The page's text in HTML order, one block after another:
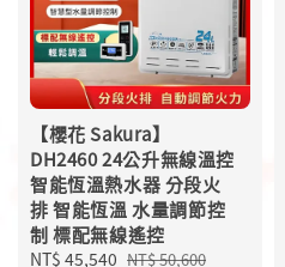
【櫻花 Sakura】
DH2460 24公升無線溫控
智能恆溫熱水器 分段火
排 智能恆溫 水量調節控
制 標配無線遙控
Sale
NT$ 45,540 Regular
NT$ 50,600